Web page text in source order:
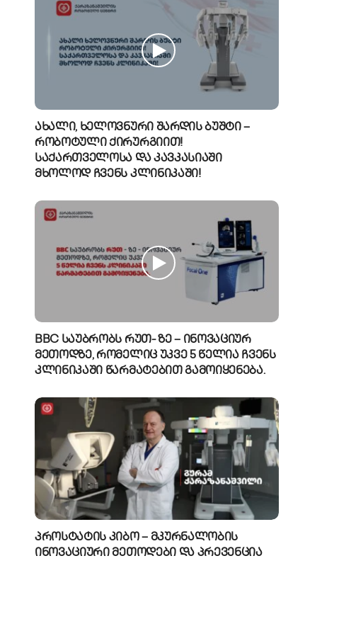
ახალი, ხელოვნური შარდის ბუშტი –
რობოტული ქირურგიით!
საქართველოსა და კავკასიაში
მხოლოდ ჩვენს კლინიკაში!
BBC საუბრობს რუთ- ზე – ინოვაციურ
მეთოდზე, რომელიც უკვე 5 წელია ჩვენს
კლინიკაში წარმატებით გამოიყენება.
პროსტატის კიბო – მკურნალობის
ინოვაციური მეთოდები და პრევენცია